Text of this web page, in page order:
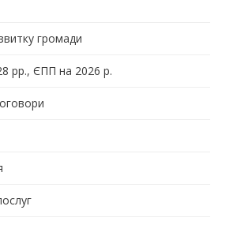
громади
рр., ЄПП на 2026 р.